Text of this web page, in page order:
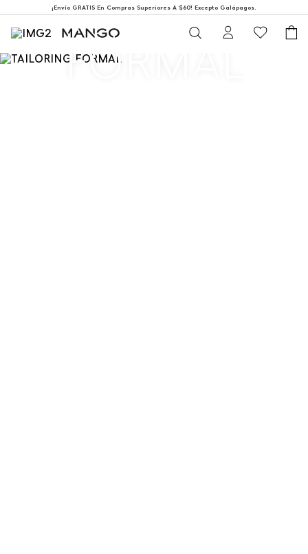
¡Envío GRATIS En Compras Superiores A $60! Excepto Galápagos.
TAILORING
FORMAL